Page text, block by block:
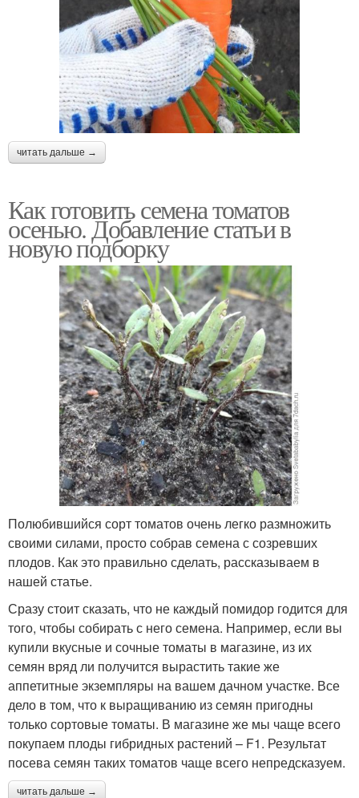
читать дальше →
Как готовить семена томатов
осенью. Добавление статьи в
новую подборку
Полюбившийся сорт томатов очень легко размножить
своими силами, просто собрав семена с созревших
плодов. Как это правильно сделать, рассказываем в
нашей статье.
Сразу стоит сказать, что не каждый помидор годится для
того, чтобы собирать с него семена. Например, если вы
купили вкусные и сочные томаты в магазине, из их
семян вряд ли получится вырастить такие же
аппетитные экземпляры на вашем дачном участке. Все
дело в том, что к выращиванию из семян пригодны
только сортовые томаты. В магазине же мы чаще всего
покупаем плоды гибридных растений – F1. Результат
посева семян таких томатов чаще всего непредсказуем.
читать дальше →